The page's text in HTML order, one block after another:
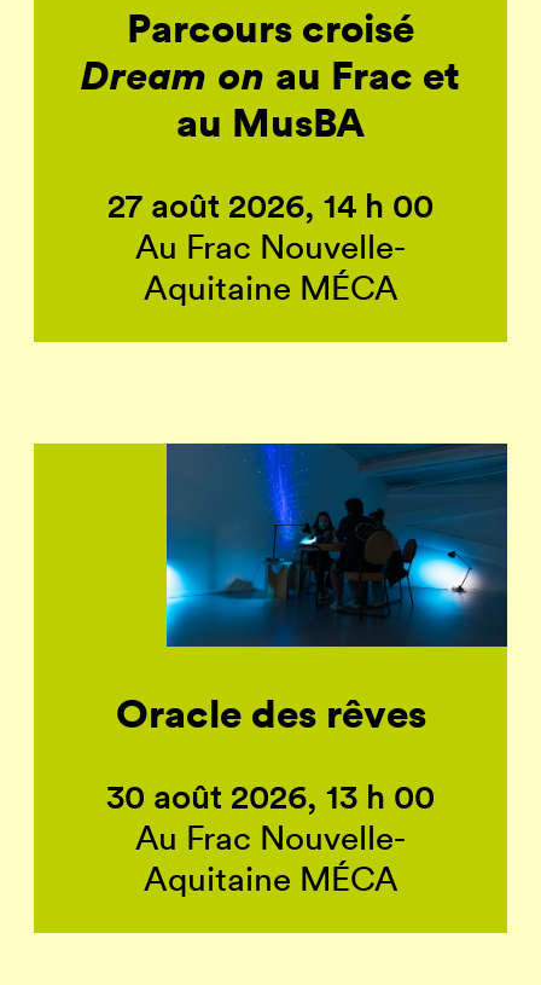
Parcours croisé
Dream on au Frac et
au MusBA
27 août 2026, 14 h 00
Au Frac Nouvelle-
Aquitaine MÉCA
Oracle des rêves
30 août 2026, 13 h 00
Au Frac Nouvelle-
Aquitaine MÉCA